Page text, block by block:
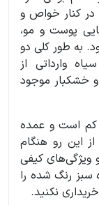
در کنار خواص و
پوست و مو،
به طور کلی دو
وارداتی از
و خشکبار موجود
کم است و عمده
از این ‌رو هنگام
ویژگی‌های کیفی
سبز رنگ شده را
نکنید.